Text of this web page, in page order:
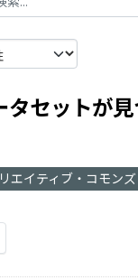
タセットが
エイティブ・コモン